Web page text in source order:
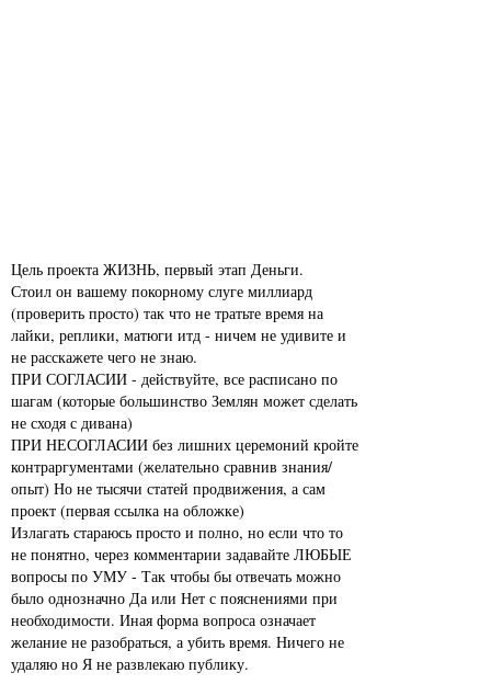
Цель проекта ЖИЗНЬ, первый этап Деньги.
Стоил он вашему покорному слуге миллиард
(проверить просто) так что не тратьте время на
лайки, реплики, матюги итд - ничем не удивите и
не расскажете чего не знаю.
ПРИ СОГЛАСИИ - действуйте, все расписано по
шагам (которые большинство Землян может сделать
не сходя с дивана)
ПРИ НЕСОГЛАСИИ без лишних церемоний кройте
контраргументами (желательно сравнив знания/
опыт) Но не тысячи статей продвижения, а сам
проект (первая ссылка на обложке)
Излагать стараюсь просто и полно, но если что то
не понятно, через комментарии задавайте ЛЮБЫЕ
вопросы по УМУ - Так чтобы бы отвечать можно
было однозначно Да или Нет с пояснениями при
необходимости. Иная форма вопроса означает
желание не разобраться, а убить время. Ничего не
удаляю но Я не развлекаю публику.